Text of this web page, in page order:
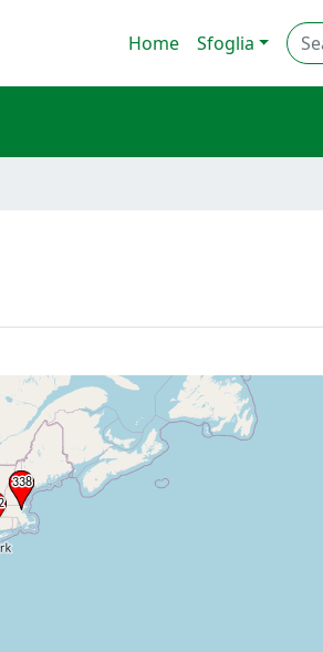
Home Sfoglia